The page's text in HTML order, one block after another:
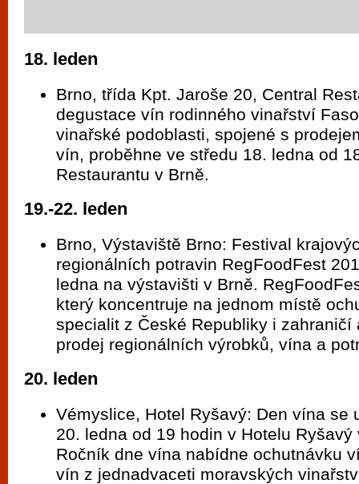
18. leden
Brno, třída Kpt. Jaroše 20, Central
degustace vín rodinného vinařství
vinařské podoblasti, spojené s
vín, proběhne ve středu 18. ledna od
Restaurantu v Brně.
19.-22. leden
Brno, Výstaviště Brno: Festival
regionálních potravin RegFoodFest
ledna na výstavišti v Brně.
který koncentruje na jednom místě
specialit z České Republiky i zahraničí
prodej regionálních výrobků, vína a
20. leden
Vémyslice, Hotel Ryšavý: Den vína se
20. ledna od 19 hodin v Hotelu
Ročník dne vína nabídne ochutnávku
vín z jednadvaceti moravských